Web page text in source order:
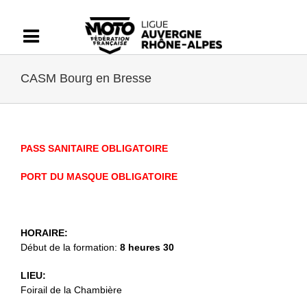
contenu
CASM Bourg en Bresse
PASS SANITAIRE OBLIGATOIRE
PORT DU MASQUE OBLIGATOIRE
HORAIRE:
Début de la formation: 8 heures 30
LIEU:
Foirail de la Chambière